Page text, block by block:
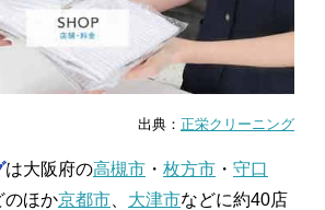
出典： 正栄クリーニング
は大阪府の高槻市 ・ 枚方市 ・ 守口
のほか京都市 大津市などに約40店